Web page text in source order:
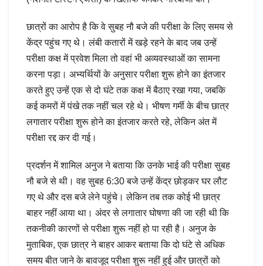
छात्रों का आरोप है कि वे सुबह नौ बजे की परीक्षा के लिए समय से
केंद्र पहुंच गए थे। लंबी कतारों में खड़े रहने के बाद जब उन्हें
परीक्षा कक्ष में प्रवेश मिला तो वहां भी अव्यवस्थाओं का सामना
करना पड़ा। अभ्यर्थियों के अनुसार परीक्षा शुरू होने का इंतजार
करते हुए उन्हें एक से दो घंटे तक कक्ष में बैठाए रखा गया, जबकि
कई कमरों में पंखे तक नहीं चल रहे थे। भीषण गर्मी के बीच छात्र
लगातार परीक्षा शुरू होने का इंतजार करते रहे, लेकिन अंत में
परीक्षा रद्द कर दी गई।
प्रदर्शन में शामिल अनुज ने बताया कि उनके भाई की परीक्षा सुबह
नौ बजे से थी। वह सुबह 6:30 बजे उन्हें केंद्र छोड़कर घर लौट
गए थे और दस बजे लेने पहुंचे। लेकिन तब तक कोई भी छात्र
बाहर नहीं आया था। अंदर से लगातार घोषणा की जा रही थी कि
तकनीकी कारणों से परीक्षा शुरू नहीं हो पा रही है। अनुज के
मुताबिक, एक छात्र ने बाहर आकर बताया कि दो घंटे से अधिक
समय बीत जाने के बावजूद परीक्षा शुरू नहीं हुई और छात्रों को